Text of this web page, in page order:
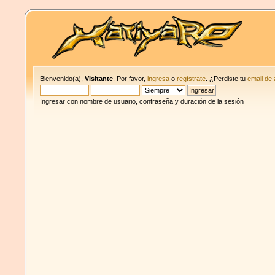
Bienvenido(a),Visitante . Por favor,ingresa oregístrate . ¿Perdiste tuemail de
Ingresar con nombre de usuario, contraseña y duración de la sesión